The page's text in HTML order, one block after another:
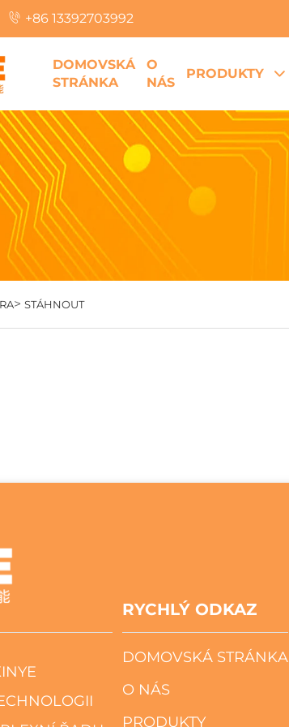
+86 13392703992
DOMOVSKÁ
STRÁNKA
O
NÁS
PRODUKTY
> STÁHNOUT
RYCHLÝ ODKAZ
DOMOVSKÁ STRÁNKA
O NÁS
PRODUKTY